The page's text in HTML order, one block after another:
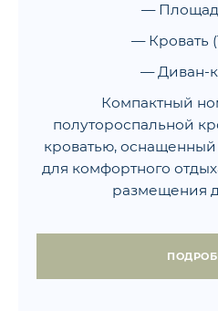
—
— Кровать
— Диван-
Компактный
полутороспальной
кроватью,
для комфортного
размещения